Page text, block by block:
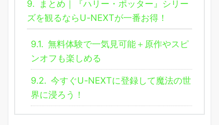
9.
まとめ｜『ハリー・ポッター』シリー
ズを観るならU-NEXTが一番お得！
9.1. 無料体験で一気見可能＋原作やスピ
ンオフも楽しめる
9.2. 今すぐU-NEXTに登録して魔法の世
界に浸ろう！